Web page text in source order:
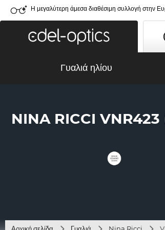
Η μεγαλύτερη άμεσα διαθέσιμη συλλογή στην
Γυαλιά ηλίου
NINA RICCI VNR423